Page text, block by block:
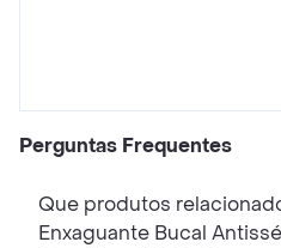
Perguntas Frequentes
Que produtos
Enxaguante Bucal